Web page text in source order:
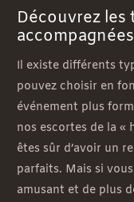
Découvrez les
accompagnées
Il existe différents
pouvez choisir en
événement plus
nos escortes de la «
êtes sûr d’avoir un
parfaits. Mais si
amusant et de plus